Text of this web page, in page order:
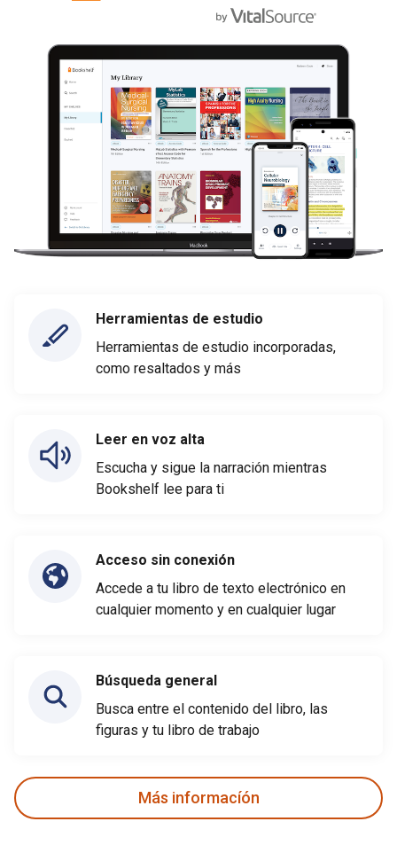
Herramientas de estudio
Herramientas de estudio incorporadas,
como resaltados y más
Leer en voz alta
Escucha y sigue la narración mientras
Bookshelf lee para ti
Acceso sin conexión
Accede a tu libro de texto electrónico en
cualquier momento y en cualquier lugar
Búsqueda general
Busca entre el contenido del libro, las
figuras y tu libro de trabajo
Más informacíón